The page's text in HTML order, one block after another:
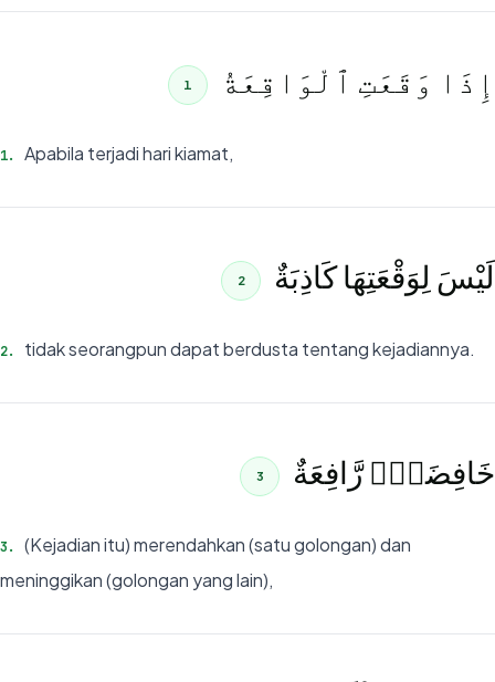
إِذَا وَقَعَتِ ٱلْوَاقِعَةُ 1
1. Apabila terjadi hari kiamat,
لَيْسَ لِوَقْعَتِهَا كَاذِبَةٌ 2
2. tidak seorangpun dapat berdusta tentang kejadiannya.
خَافِضَةٌۭ رَّافِعَةٌ 3
3.
(Kejadian itu) merendahkan (satu golongan) dan
meninggikan (golongan yang lain),